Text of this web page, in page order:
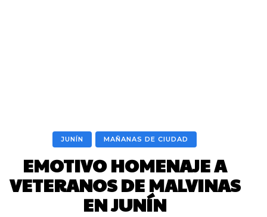
JUNÍN MAÑANAS DE CIUDAD
EMOTIVO HOMENAJE A
VETERANOS DE MALVINAS
EN JUNÍN